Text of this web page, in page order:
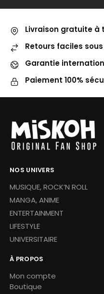
Livraison gratuite à
Retours faciles
Garantie
Paiement 100%
NOS UNIVERS
MUSIQUE, ROCK’N ROLL
MANGA, ANIME
ENTERTAINMENT
LIFESTYLE
UNIVERSITAIRE
À PROPOS
Mon compte
Boutique